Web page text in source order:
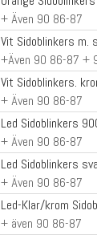
+ Även 90 86-87
Vit Sidoblinkers
+Även 90 86-87 +
Vit Sidoblinkers.
+ Även 90 86-87
Led Sidoblinkers
+ Även 90 86-87
Led Sidoblinkers
+ Även 90 86-87
Led-Klar/krom
+ även 90 86-87